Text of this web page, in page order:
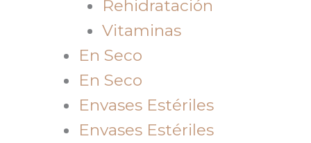
Rehidratación
Vitaminas
En Seco
En Seco
Envases Estériles
Envases Estériles